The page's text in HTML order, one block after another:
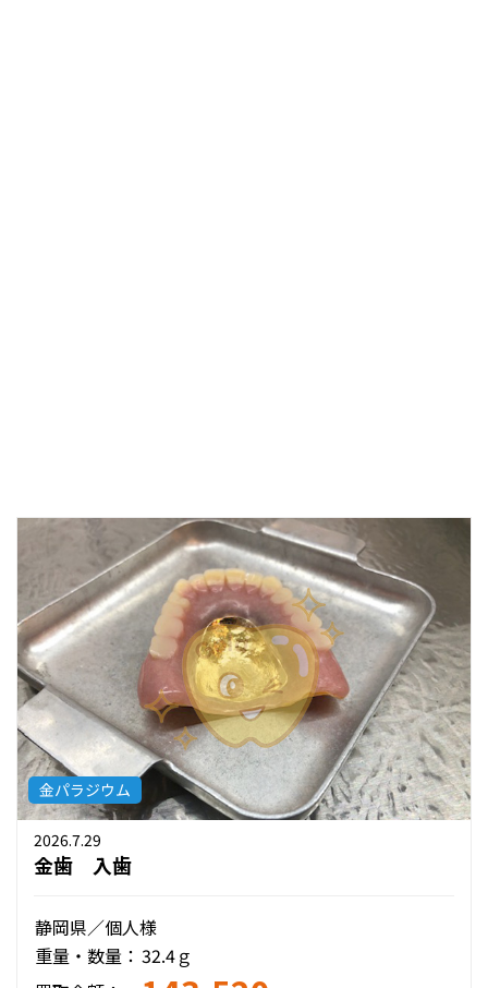
金パラジウム
2026.7.29
金歯 入歯
静岡県／個人様
重量・数量： 32.4ｇ